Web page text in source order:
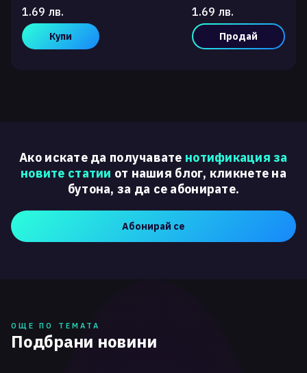
1.69 лв.
Купи
1.69 лв.
Продай
Ако искате да получавате нотификация за
новите статии от нашия блог, кликнете на
бутона, за да се абонирате.
Абонирай се
ОЩЕ ПО ТЕМАТА
Подбрани новини